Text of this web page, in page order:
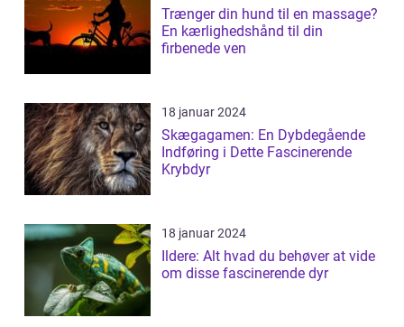
Trænger din hund til en massage?
En kærlighedshånd til din
firbenede ven
18 januar 2024
Skægagamen: En Dybdegående
Indføring i Dette Fascinerende
Krybdyr
18 januar 2024
Ildere: Alt hvad du behøver at vide
om disse fascinerende dyr